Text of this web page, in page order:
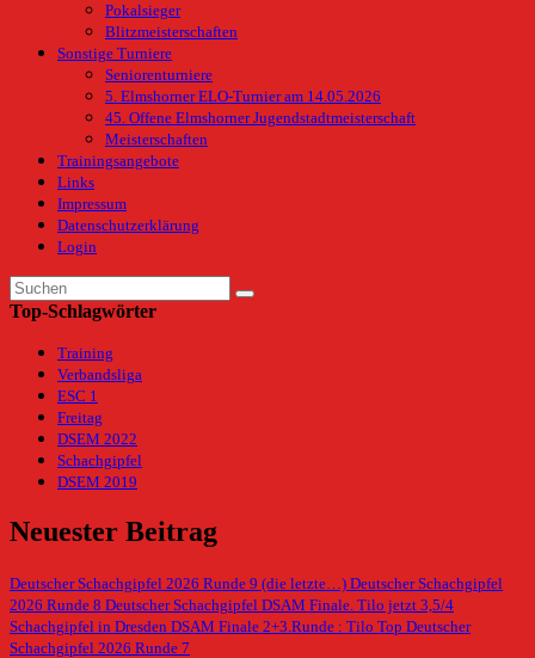
Pokalsieger
Blitzmeisterschaften
Sonstige Turniere
Seniorenturniere
5. Elmshorner ELO-Turnier am 14.05.2026
45. Offene Elmshorner Jugendstadtmeisterschaft
Meisterschaften
Trainingsangebote
Links
Impressum
Datenschutzerklärung
Login
Top-Schlagwörter
Training
Verbandsliga
ESC 1
Freitag
DSEM 2022
Schachgipfel
DSEM 2019
Neuester Beitrag
Deutscher Schachgipfel 2026 Runde 9 (die letzte…) Deutscher Schachgipfel
2026 Runde 8 Deutscher Schachgipfel DSAM Finale. Tilo jetzt 3,5/4
Schachgipfel in Dresden DSAM Finale 2+3.Runde : Tilo Top Deutscher
Schachgipfel 2026 Runde 7